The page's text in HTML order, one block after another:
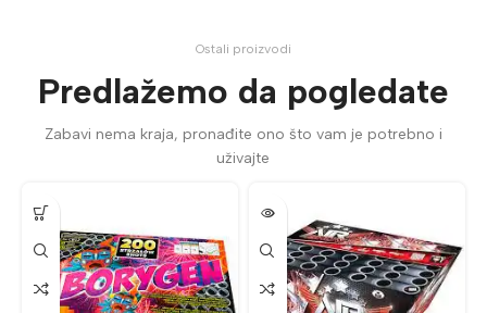
Ostali proizvodi
Predlažemo da pogledate
Zabavi nema kraja, pronađite ono što vam je potrebno i
uživajte